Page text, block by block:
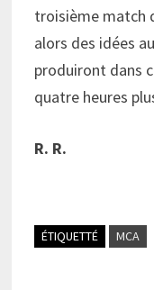
troisième match
alors des idées
produiront dans
quatre heures
R. R.
ÉTIQUETTÉ MCA